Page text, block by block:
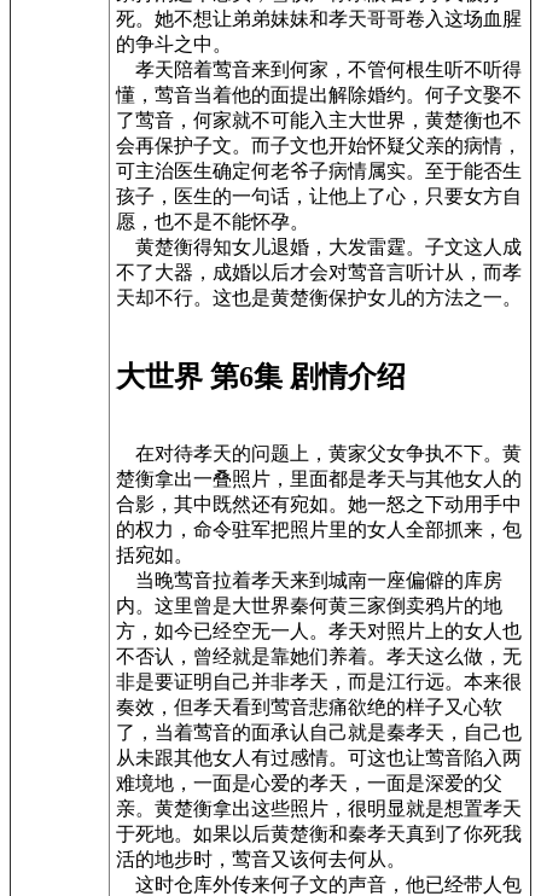
死。她不想让弟弟妹妹和孝天哥哥卷入这场血腥
的争斗之中。
孝天陪着莺音来到何家，不管何根生听不听得
懂，莺音当着他的面提出解除婚约。何子文娶不
了莺音，何家就不可能入主大世界，黄楚衡也不
会再保护子文。而子文也开始怀疑父亲的病情，
可主治医生确定何老爷子病情属实。至于能否生
孩子，医生的一句话，让他上了心，只要女方自
愿，也不是不能怀孕。
黄楚衡得知女儿退婚，大发雷霆。子文这人成
不了大器，成婚以后才会对莺音言听计从，而孝
天却不行。这也是黄楚衡保护女儿的方法之一。
大世界 第6集 剧情介绍
在对待孝天的问题上，黄家父女争执不下。黄
楚衡拿出一叠照片，里面都是孝天与其他女人的
合影，其中既然还有宛如。她一怒之下动用手中
的权力，命令驻军把照片里的女人全部抓来，包
括宛如。
当晚莺音拉着孝天来到城南一座偏僻的库房
内。这里曾是大世界秦何黄三家倒卖鸦片的地
方，如今已经空无一人。孝天对照片上的女人也
不否认，曾经就是靠她们养着。孝天这么做，无
非是要证明自己并非孝天，而是江行远。本来很
奏效，但孝天看到莺音悲痛欲绝的样子又心软
了，当着莺音的面承认自己就是秦孝天，自己也
从未跟其他女人有过感情。可这也让莺音陷入两
难境地，一面是心爱的孝天，一面是深爱的父
亲。黄楚衡拿出这些照片，很明显就是想置孝天
于死地。如果以后黄楚衡和秦孝天真到了你死我
活的地步时，莺音又该何去何从。
这时仓库外传来何子文的声音，他已经带人包